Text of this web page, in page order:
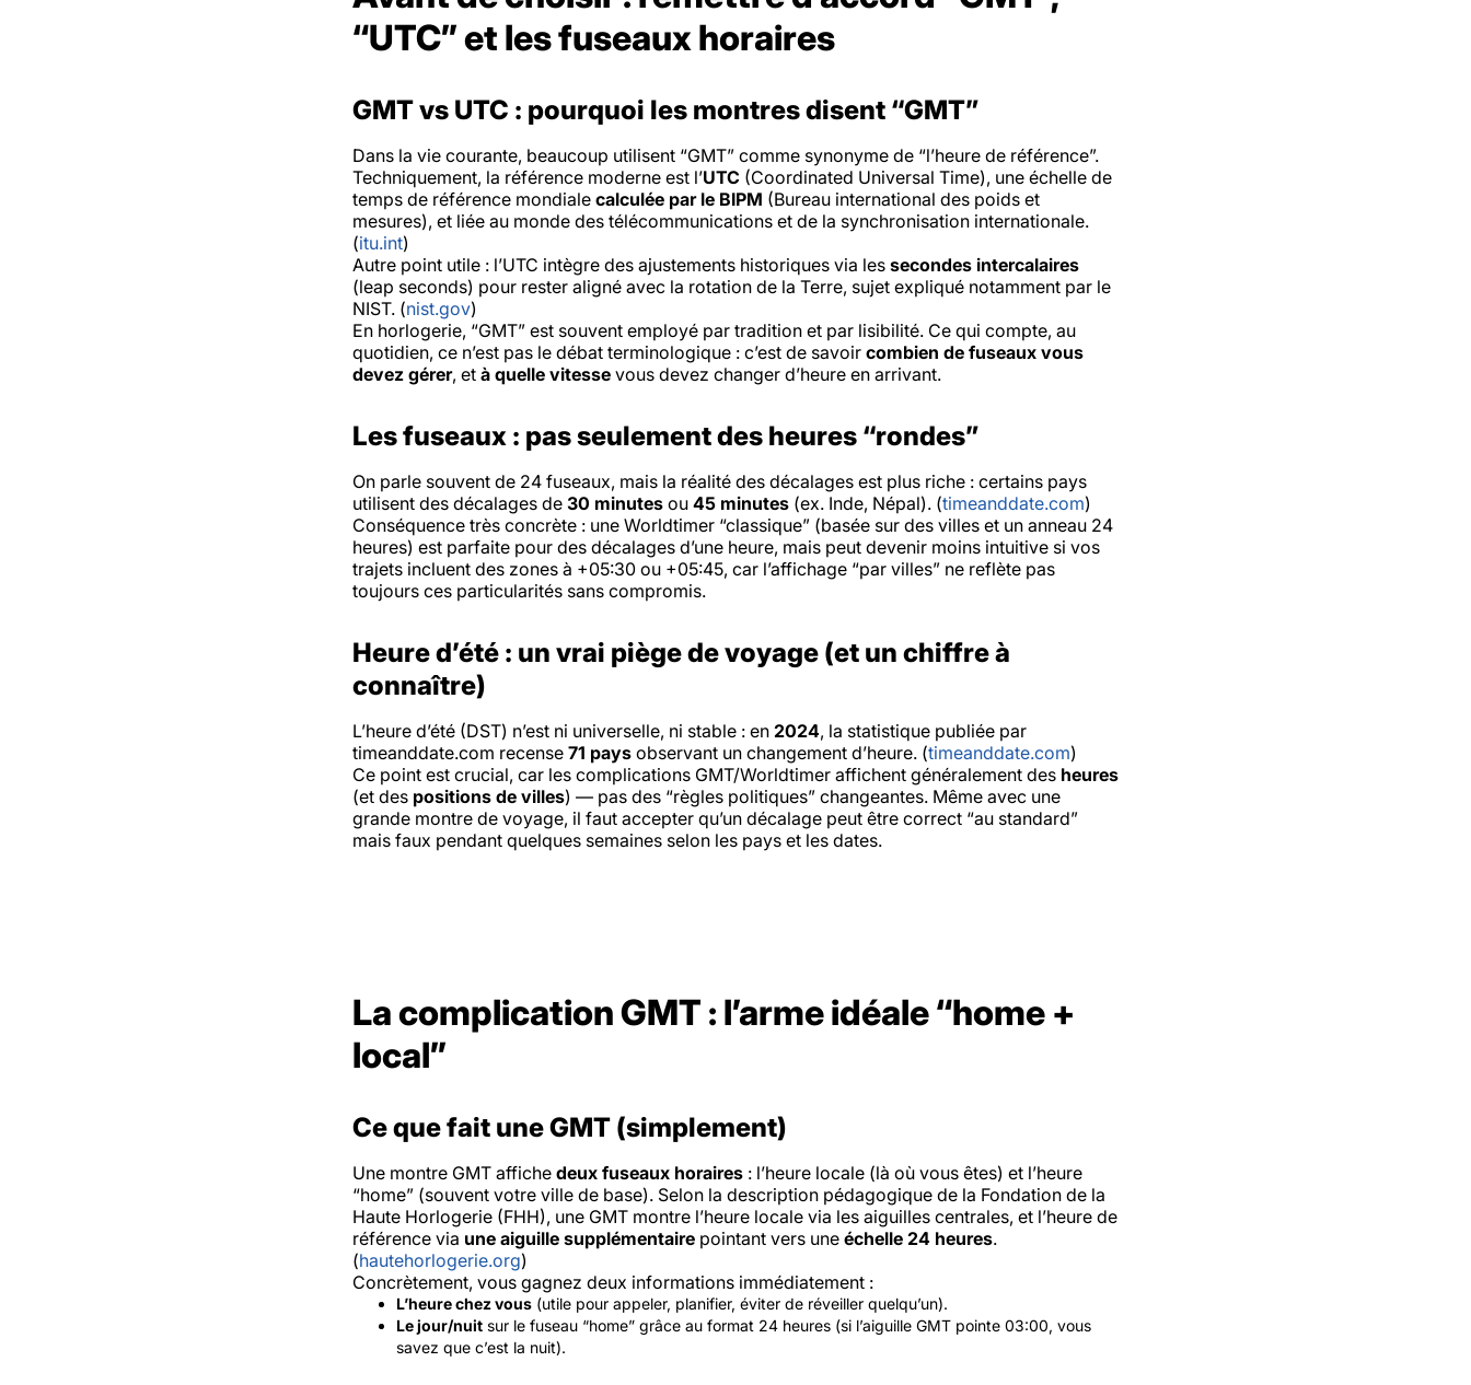
“UTC” et les fuseaux horaires
GMT vs UTC : pourquoi les montres disent “GMT”
Dans la vie courante, beaucoup utilisent “GMT” comme synonyme de “l’heure de référence”.
Techniquement, la référence moderne est l’UTC (Coordinated Universal Time), une échelle de
temps de référence mondiale calculée par le BIPM (Bureau international des poids et
mesures), et liée au monde des télécommunications et de la synchronisation internationale.
(itu.int)
Autre point utile : l’UTC intègre des ajustements historiques via les secondes intercalaires
(leap seconds) pour rester aligné avec la rotation de la Terre, sujet expliqué notamment par le
NIST. (nist.gov)
En horlogerie, “GMT” est souvent employé par tradition et par lisibilité. Ce qui compte, au
quotidien, ce n’est pas le débat terminologique : c’est de savoir combien de fuseaux vous
devez gérer, et à quelle vitesse vous devez changer d’heure en arrivant.
Les fuseaux : pas seulement des heures “rondes”
On parle souvent de 24 fuseaux, mais la réalité des décalages est plus riche : certains pays
utilisent des décalages de 30 minutes ou 45 minutes (ex. Inde, Népal). (timeanddate.com)
Conséquence très concrète : une Worldtimer “classique” (basée sur des villes et un anneau 24
heures) est parfaite pour des décalages d’une heure, mais peut devenir moins intuitive si vos
trajets incluent des zones à +05:30 ou +05:45, car l’affichage “par villes” ne reflète pas
toujours ces particularités sans compromis.
Heure d’été : un vrai piège de voyage (et un chiffre à
connaître)
L’heure d’été (DST) n’est ni universelle, ni stable : en 2024, la statistique publiée par
timeanddate.com recense 71 pays observant un changement d’heure. (timeanddate.com)
Ce point est crucial, car les complications GMT/Worldtimer affichent généralement des heures
(et des positions de villes) — pas des “règles politiques” changeantes. Même avec une
grande montre de voyage, il faut accepter qu’un décalage peut être correct “au standard”
mais faux pendant quelques semaines selon les pays et les dates.
La complication GMT : l’arme idéale “home +
local”
Ce que fait une GMT (simplement)
Une montre GMT affiche deux fuseaux horaires : l’heure locale (là où vous êtes) et l’heure
“home” (souvent votre ville de base). Selon la description pédagogique de la Fondation de la
Haute Horlogerie (FHH), une GMT montre l’heure locale via les aiguilles centrales, et l’heure de
référence via une aiguille supplémentaire pointant vers une échelle 24 heures.
(hautehorlogerie.org)
Concrètement, vous gagnez deux informations immédiatement :
L’heure chez vous (utile pour appeler, planifier, éviter de réveiller quelqu’un).
Le jour/nuit sur le fuseau “home” grâce au format 24 heures (si l’aiguille GMT pointe 03:00, vous
savez que c’est la nuit).